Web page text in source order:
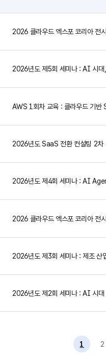
2026 클라우드 엑스포 코리아 전
2026년도 제5회 세미나 : AI 시대
AWS 1회차 교육 : 클라우드 기반
2026년도 SaaS 전환 컨설팅 2차
2026년도 제4회 세미나 : AI
2026 클라우드 엑스포 코리아 전
2026년도 제3회 세미나 : 제조 산
2026년도 제2회 세미나 : AI 시
1 2